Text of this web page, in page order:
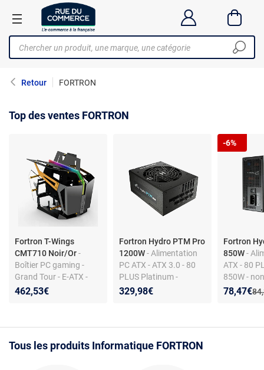
Retour FORTRON
Top des ventes FORTRON
Fortron T-Wings
CMT710 Noir/Or-
Boîtier PC gaming -
Grand Tour - E-ATX -
aluminium verre trempé
462,53€
Fortron Hydro PTM Pro
1200W- Alimentation
PC ATX - ATX 3.0 - 80
PLUS Platinum -
modulaire - mode
329,98€
Fortron
850W-
ATX - 80
850W -
ATX 3.0
Nouveau
78,47€
-6%
Tous les produits Informatique FORTRON